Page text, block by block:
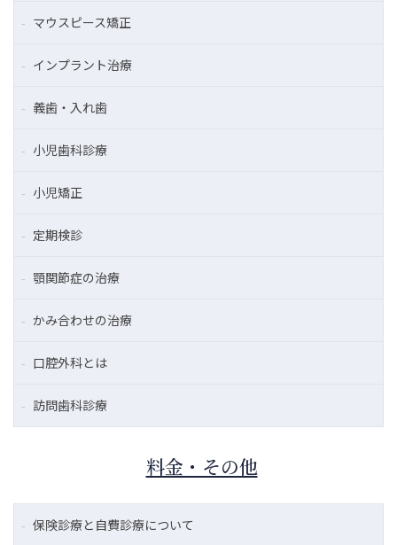
マウスピース矯正
インプラント治療
義歯・入れ歯
小児歯科診療
小児矯正
定期検診
顎関節症の治療
かみ合わせの治療
口腔外科とは
訪問歯科診療
料金・その他
保険診療と自費診療について